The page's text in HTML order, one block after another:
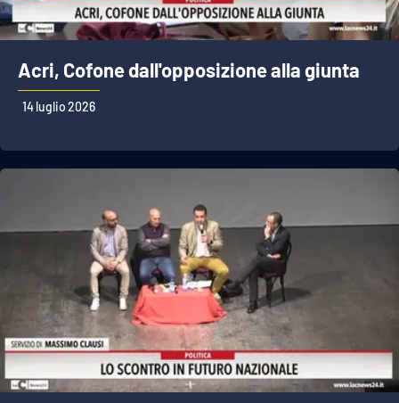
Acri, Cofone dall'opposizione alla giunta
14 luglio 2026